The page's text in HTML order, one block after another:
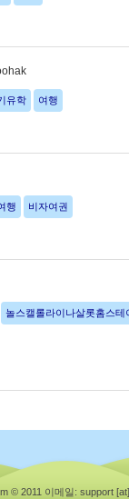
유학 여행
행 비자여권
놀스캘롤라이나살롯홈스테
© 2011 이메일: support